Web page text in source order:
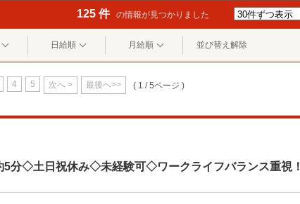
125 件 の情報が見つかりました
日給順 月給順 並び替え解除
4 5 次へ > 最後へ>> ( 1 / 5ページ )
5分◇土日祝休み◇未経験可◇ワークライフバランス重視！